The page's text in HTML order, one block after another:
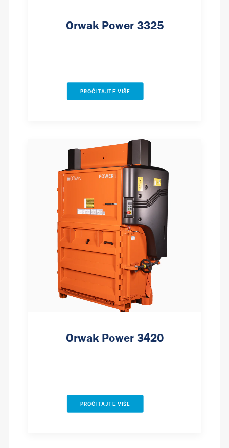
Orwak Power 3325
PROČITAJTE VIŠE
Orwak Power 3420
PROČITAJTE VIŠE